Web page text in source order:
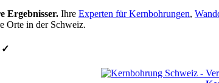
Ergebnisser. Ihre Experten für Kernbohrungen,
Orte in der Schweiz.
✓